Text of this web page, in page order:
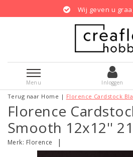
Wij geven u
Menu Inloggen
Terug naar Home | Florence Cardstock
Florence
Smooth 12x12''
Merk: Florence |